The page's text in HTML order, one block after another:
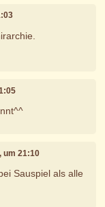
um 21:10
Sauspiel als alle